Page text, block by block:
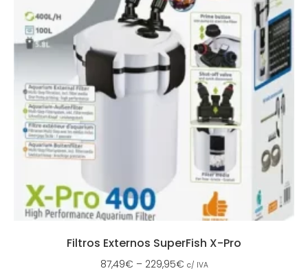
Filtros Externos SuperFish X-Pro
87,49€ – 229,95€ c/ IVA